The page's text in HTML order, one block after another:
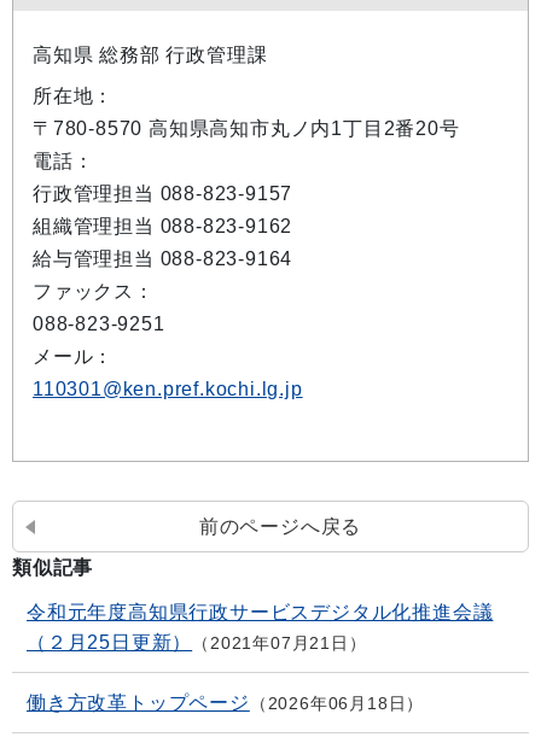
高知県 総務部 行政管理課
所在地：
〒780-8570 高知県高知市丸ノ内1丁目2番20号
電話：
行政管理担当 088-823-9157
組織管理担当 088-823-9162
給与管理担当 088-823-9164
ファックス：
088-823-9251
メール：
110301@ken.pref.kochi.lg.jp
前のページへ戻る
類似記事
令和元年度高知県行政サービスデジタル化推進会議
（２月25日更新）
2021年07月21日
働き方改革トップページ 2026年06月18日